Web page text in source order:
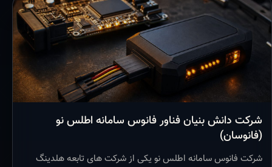
شرکت دانش بنیان فناور فانوس سامانه اطلس نو
(فانوسان)
شرکت فانوس سامانه اطلس نو یکی از شرکت های تابعه هلدینگ